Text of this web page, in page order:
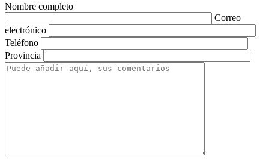
Nombre completo
Correo
electrónico
Teléfono
Provincia